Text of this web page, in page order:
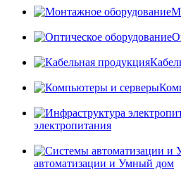
электропитания
автоматизации и Умный дом